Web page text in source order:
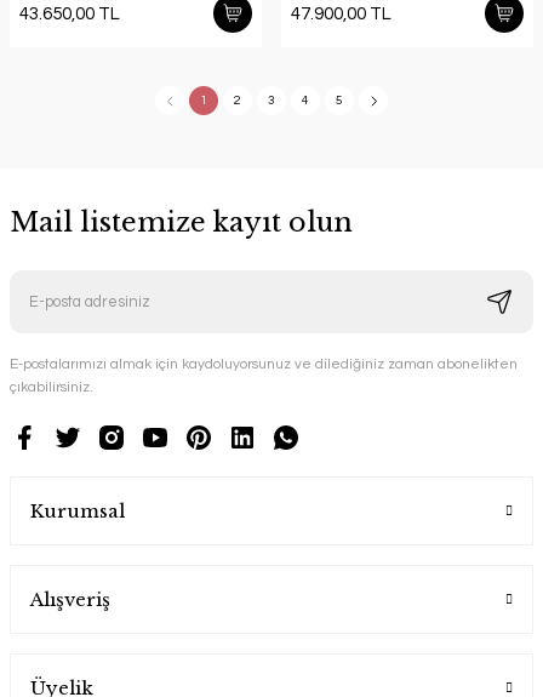
43.650,00 TL 47.900,00 TL
1 2 3 4 5
Mail listemize kayıt olun
E-postalarımızı almak için kaydoluyorsunuz ve dilediğiniz zaman abonelikten
çıkabilirsiniz.
Kurumsal
Alışveriş
Üyelik